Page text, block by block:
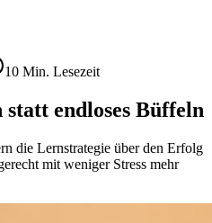
10 Min. Lesezeit
endloses Büffeln
die Lernstrategie über den Erfolg
mit weniger Stress mehr